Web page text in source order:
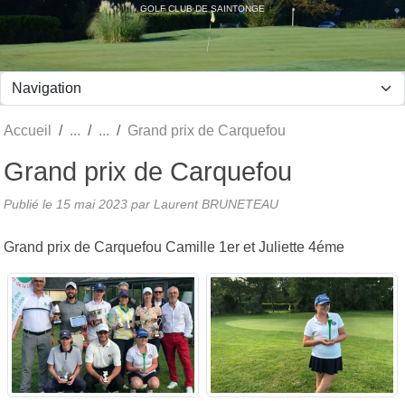
GOLF CLUB DE SAINTONGE
Accueil Grand prix de Carquefou
Grand prix de Carquefou
Publié le 15 mai 2023 par Laurent BRUNETEAU
Grand prix de Carquefou Camille 1er et Juliette 4éme
Panneau de gestion des cookies